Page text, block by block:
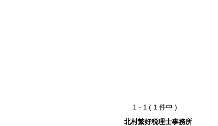
1 - 1 ( 1 件中 )
北村繁好税理士事務所